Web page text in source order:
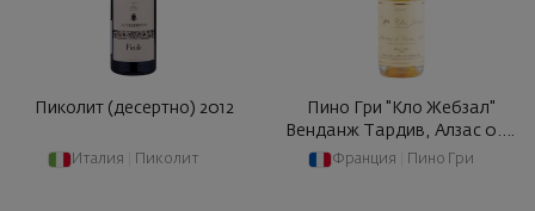
Пиколит (десертно) 2012
Италия Пиколит
Пино Гри "Кло Жебзал"
Венданж Тардив, Алзас 0.37
... 2016
Франция Пино Гри